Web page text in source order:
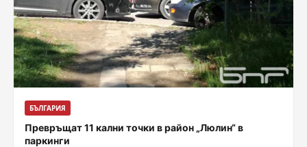
БЪЛГАРИЯ
Превръщат 11 кални точки в район „Люлин“ в
паркинги